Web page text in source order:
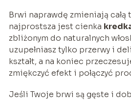
Brwi naprawdę zmieniają całą
najprostsza jest cienka
zbliżonym do naturalnych
uzupełniasz tylko przerwy i
kształt, a na koniec
zmiękczyć efekt i połączyć
Jeśli Twoje brwi są gęste i